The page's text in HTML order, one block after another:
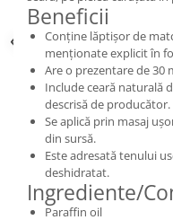
Beneficii
Conține lăptișor de
menționate explicit în
Are o prezentare de 30
Include ceară naturală
descrisă de producător.
Se aplică prin masaj
din sursă.
Este adresată tenului
deshidratat.
Ingrediente/
Paraffin oil